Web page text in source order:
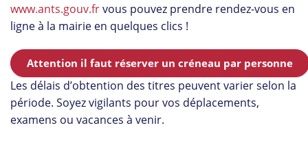
www.ants.gouv.frvous pouvez prendre rendez-vous en
ligne à la mairie en quelques clics !
Attention il faut réserver un créneau par personne
Les délais d’obtention des titres peuvent varier selon la
période. Soyez vigilants pour vos déplacements,
examens ou vacances à venir.